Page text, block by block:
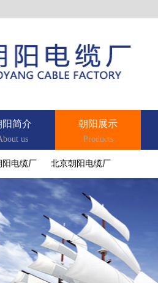
阳简介
us
朝阳展示
Products
阳电缆厂 北京朝阳电缆厂